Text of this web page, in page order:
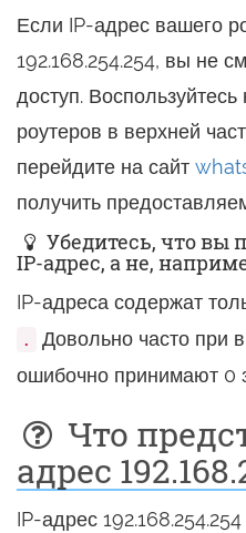
Если IP-адрес вашего
192.168.254.254, вы не
доступ.
роутеров в верхней
перейдите на сайт
получить
Убедитесь, что вы
IP-адрес, а не,
IP-адреса содержат
.
Довольно часто при
ошибочно принимают 0
Что
адрес
IP-адрес